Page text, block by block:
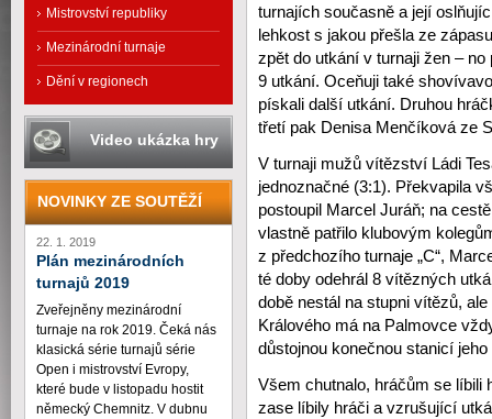
turnajích současně a její
lehkost s jakou přešla ze
zpět do utkání v turnaji žen –
9 utkání. Oceňuji také
pískali další utkání. Druhou
třetí pak Denisa Menčíková ze
V turnaji mužů vítězství Ládi
jednoznačné (3:1). Překvapila
postoupil Marcel Juráň; na
vlastně patřilo klubovým
z předchozího turnaje „C“,
té doby odehrál 8 vítězných
době nestál na stupni vítězů,
Králového má na Palmovce
důstojnou konečnou stanicí
Všem chutnalo, hráčům se líbili
zase líbily hráči a vzrušující
Mistrovství republiky
Mezinárodní turnaje
Dění v regionech
Video ukázka hry
NOVINKY ZE SOUTĚŽÍ
22. 1. 2019
Plán mezinárodních
turnajů 2019
Zveřejněny mezinárodní
turnaje na rok 2019. Čeká nás
klasická série turnajů série
Open i mistrovství Evropy,
které bude v listopadu hostit
německý Chemnitz. V dubnu